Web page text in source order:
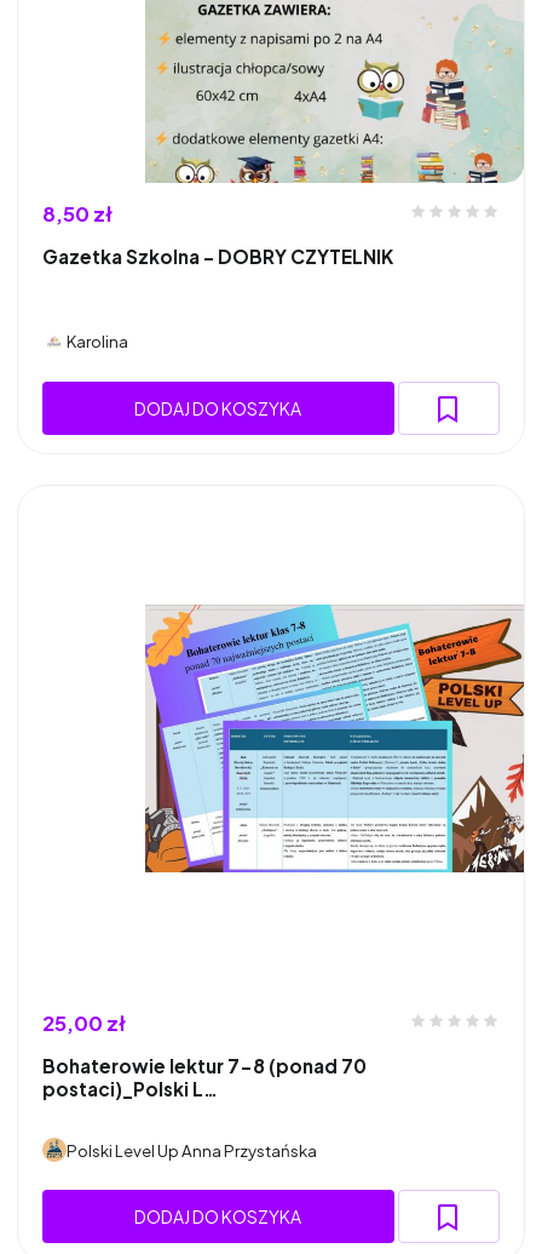
8,50 zł
Gazetka Szkolna - DOBRY CZYTELNIK
Karolina
DODAJ DO KOSZYKA
25,00 zł
Bohaterowie lektur 7-8 (ponad 70
postaci)_Polski L…
Polski Level Up Anna Przystańska
DODAJ DO KOSZYKA